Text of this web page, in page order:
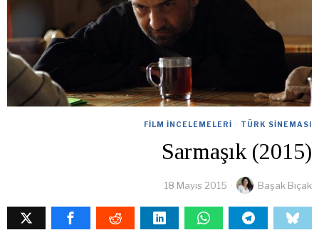
FILM İNCELEMELERI · TÜRK SINEMASI
Sarmaşık (2015)
18 Mayıs 2015 Başak Bıçak